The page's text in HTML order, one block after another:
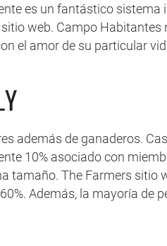
es un fantástico
web. Campo
el amor de su particular
además de ganaderos.
10% asociado con
tamaño. The Farmers
Además, la mayoría